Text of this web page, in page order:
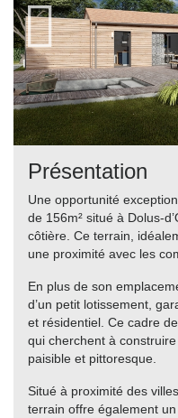
Présentation
Une opportunité
de 156m² situé à Dolus-
côtière. Ce terrain,
une proximité avec les
En plus de son
d’un petit lotissement,
et résidentiel. Ce cadre
qui cherchent à
paisible et pittoresque.
Situé à proximité des
terrain offre également